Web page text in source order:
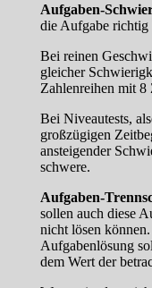
Aufgaben-
die Aufgabe richtig
Bei reinen
gleicher
Zahlenreihen mit 8
Bei Niveautests,
großzügigen
ansteigender
schwere.
Aufgaben-
sollen auch diese
nicht lösen
Aufgabenlösung
dem Wert der